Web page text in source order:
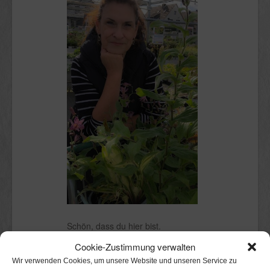
Cookie-Zustimmung verwalten
Wir verwenden Cookies, um unsere Website und unseren Service zu
Schön, dass du hier bist.
Ich bin Claudia.